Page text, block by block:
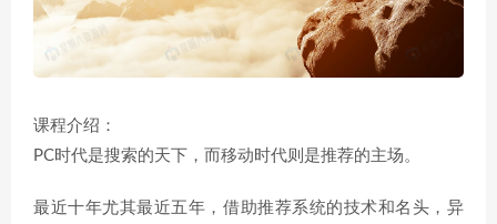
课程介绍：
PC时代是搜索的天下，而移动时代则是推荐的主场。
最近十年尤其最近五年，借助推荐系统的技术和名头，异